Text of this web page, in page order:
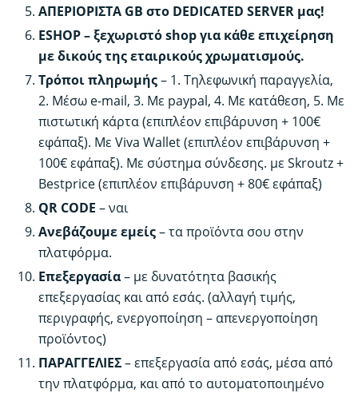
ΑΠΕΡΙΟΡΙΣΤΑ GB στο DEDICATED SERVER μας!
ESHOP – ξεχωριστό shop για κάθε επιχείρηση
με δικούς της εταιρικούς χρωματισμούς.
Τρόποι πληρωμής– 1. Τηλεφωνική παραγγελία,
2. Μέσω e-mail, 3. Με paypal, 4. Με κατάθεση, 5. Με
πιστωτική κάρτα (επιπλέον επιβάρυνση + 100€
εφάπαξ). Με Viva Wallet (επιπλέον επιβάρυνση +
100€ εφάπαξ). Με σύστημα σύνδεσης. με Skroutz +
Bestprice (επιπλέον επιβάρυνση + 80€ εφάπαξ)
QR CODE – ναι
Ανεβάζουμε εμείς– τα προϊόντα σου στην
πλατφόρμα.
Επεξεργασία– με δυνατότητα βασικής
επεξεργασίας και από εσάς. (αλλαγή τιμής,
περιγραφής, ενεργοποίηση – απενεργοποίηση
προϊόντος)
ΠΑΡΑΓΓΕΛΙΕΣ– επεξεργασία από εσάς, μέσα από
την πλατφόρμα, και από το αυτοματοποιημένο